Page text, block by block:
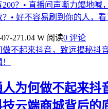
？• 直播间声嘶力竭地喊
• 好不容易刷到你的人，
07-271.04 W 阅读0 评论
人为何做不起来抖
云端商城背后的